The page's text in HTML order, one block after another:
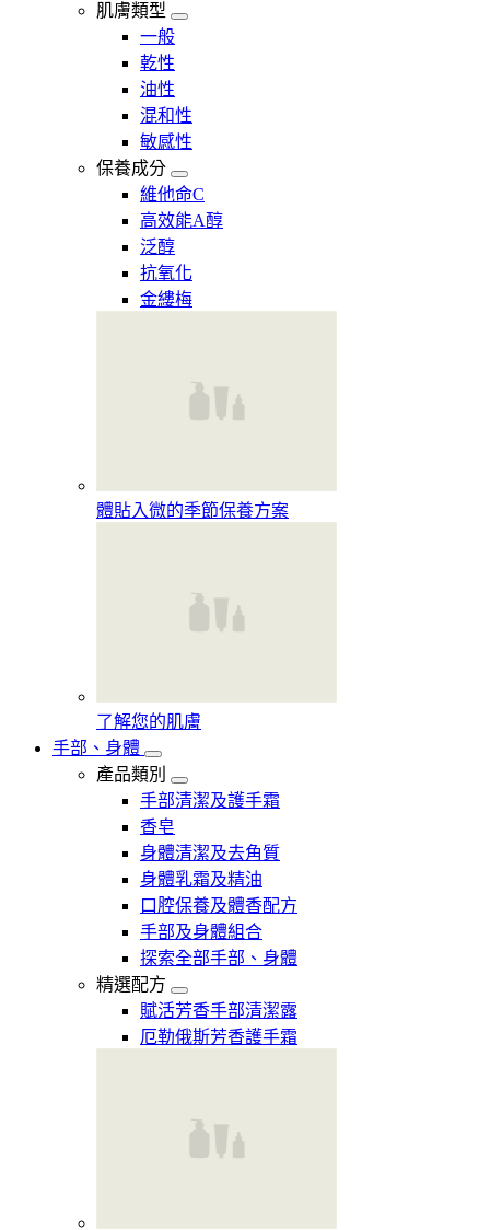
肌膚類型
一般
乾性
油性
混和性
敏感性
保養成分
維他命C
高效能A醇
泛醇
抗氧化
金縷梅
體貼入微的季節保養方案
了解您的肌膚
手部、身體
產品類別
手部清潔及護手霜
香皂
身體清潔及去角質
身體乳霜及精油
口腔保養及體香配方
手部及身體組合
探索全部手部、身體
精選配方
賦活芳香手部清潔露
厄勒俄斯芳香護手霜